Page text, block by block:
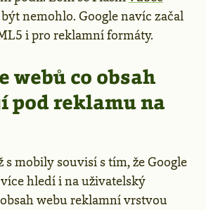
nemohlo. Google navíc začal
i pro reklamní formáty.
webů co obsah
pod reklamu na
s mobily souvisí s tím, že Google
hledí i na uživatelský
webu reklamní vrstvou